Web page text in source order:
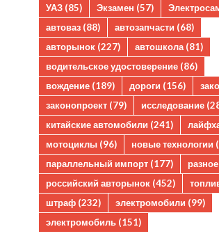
УАЗ (85) Экзамен (57)
автоваз (88) автозапчасти (68)
авторынок (227) автошкола (81)
водительское удостоверение (86)
вождение (189) дороги (156)
законопроект (79) исследование
китайские автомобили (241)
мотоциклы (96) новые технологии
параллельный импорт (177) разное
российский авторынок (452)
штраф (232) электромобили (99)
электромобиль (151)